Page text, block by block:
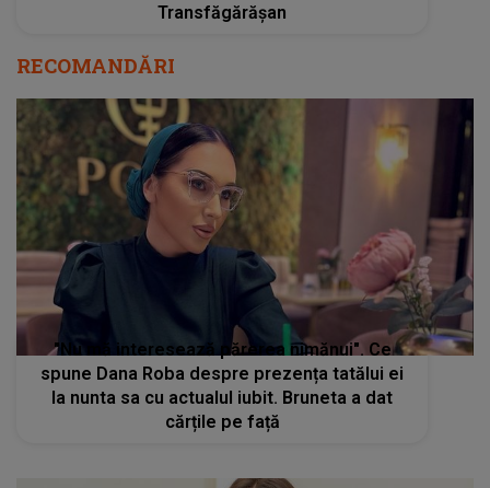
Transfăgărășan
RECOMANDĂRI
"Nu mă interesează părerea nimănui". Ce
spune Dana Roba despre prezența tatălui ei
la nunta sa cu actualul iubit. Bruneta a dat
cărțile pe față